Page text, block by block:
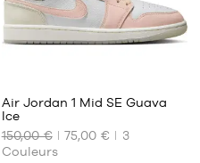
NOS
TAILLES
DISPONIBLES
Air Jordan 1 Mid SE Guava
Ice
150,00 €
75,00 €
3
Couleurs